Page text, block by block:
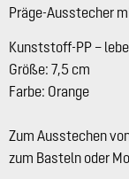
Präge-Ausstecher
Kunststoff-PP –
Größe: 7,5 cm
Farbe: Orange
Zum Ausstechen
zum Basteln oder